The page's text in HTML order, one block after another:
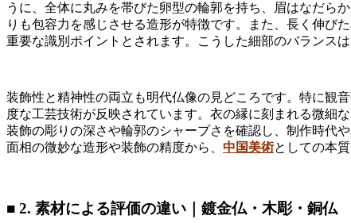
うに、全体に丸みを帯びた卵型の輪郭を持ち、眉はなだら
りも包容力を感じさせる造形が特徴です。また、長く伸び
重要な識別ポイントとされます。こうした細部のバランス
装飾性と精神性の両立も明代仏像の見どころです。特に観
度な工芸技術が反映されています。衣の縁に刻まれる微細
装飾の彫りの深さや輪郭のシャープさを確認し、制作時代
面相の微妙な造形や装飾の精度から、 中国美術としての本
■ 2. 素材による評価の違い｜鍍金仏・木彫・銅仏